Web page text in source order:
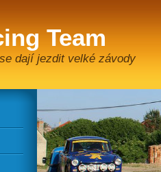
Team
dají jezdit velké závody